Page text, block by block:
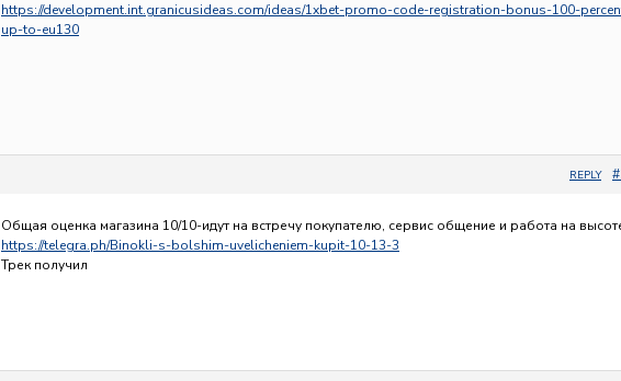
https://development.int.granicusideas.com/ideas/1xbet-promo-code-registration-bonus-100-
up-to-eu130
REPLY
Общая оценка магазина 10/10-идут на встречу покупателю, сервис общение и работа на
https://telegra.ph/Binokli-s-bolshim-uvelicheniem-kupit-10-13-3
Трек получил